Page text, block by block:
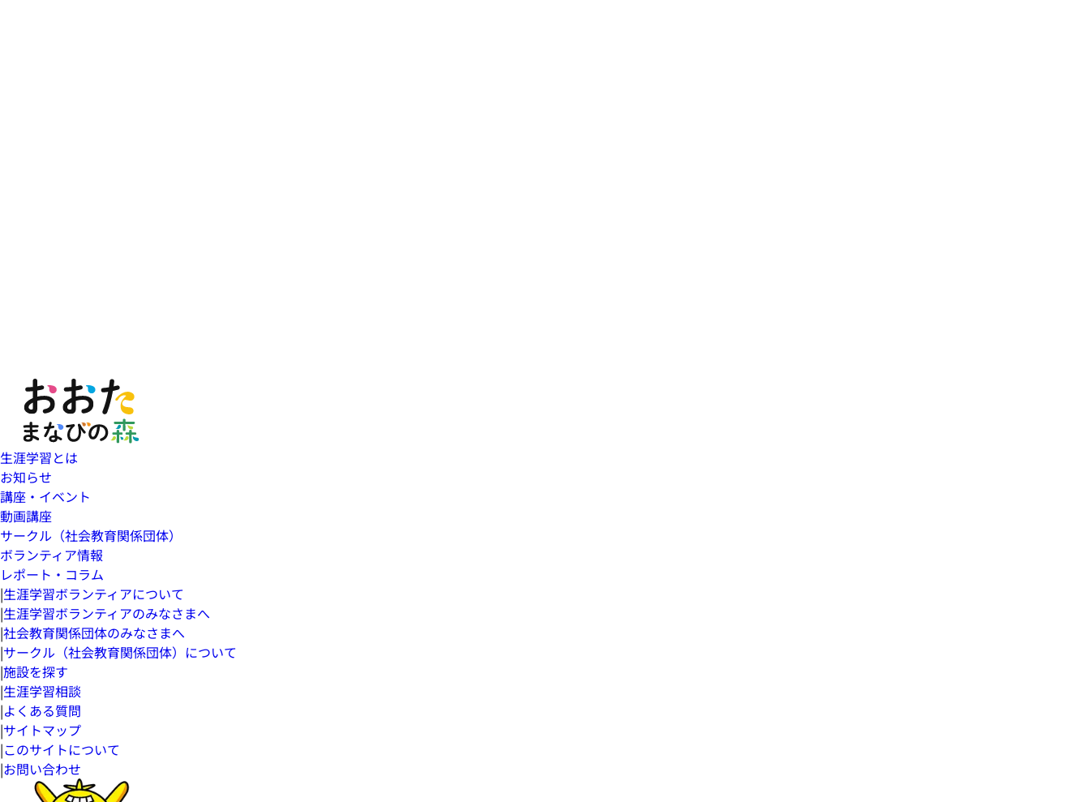
生涯学習とは
お知らせ
講座・イベント
動画講座
サークル（社会教育関係団体）
ボランティア情報
レポート・コラム
|生涯学習ボランティアについて
|生涯学習ボランティアのみなさまへ
|社会教育関係団体のみなさまへ
|サークル（社会教育関係団体）について
|施設を探す
|生涯学習相談
|よくある質問
|サイトマップ
|このサイトについて
|お問い合わせ